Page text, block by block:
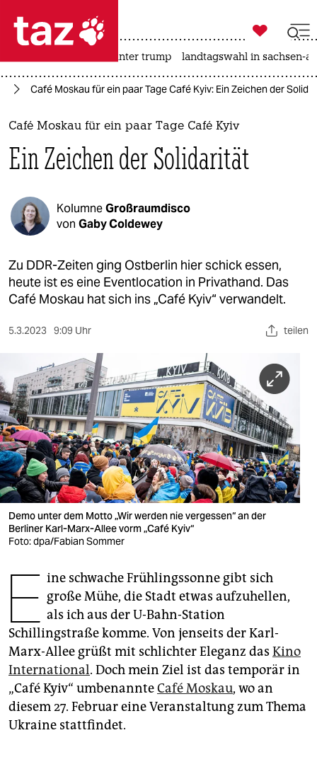
 taz zahl ich
taz zahl ich
themen
politik
öko
gesellschaft
kultur
sport
wahrheit
verlag
verlag
veranstaltungen
shop
fragen & hilfe
unterstützen
genossenschaft
epaper login

taz zahl ich
usa unter trump landtagswahl in sachsen-
Café Moskau für ein paar Tage Café Kyiv: Ein Zeichen der
Café Moskau für ein paar Tage Café Kyiv
Ein Zeichen der Solidarität
KolumneGroßraumdisco
von Gaby Coldewey
Zu DDR-Zeiten ging Ostberlin hier schick essen,
heute ist es eine Event­location in Privathand. Das
Café Moskau hat sich ins „Café Kyiv“ verwandelt.
5.3.2023 9:09 Uhr teilen
Demo unter dem Motto „Wir werden nie vergessen“ an der
Berliner Karl-Marx-Allee vorm „Café Kyiv“
Foto: dpa/Fabian Sommer
E ine schwache Frühlingssonne gibt sich
große Mühe, die Stadt etwas aufzuhellen,
als ich aus der U-Bahn-Station
Schillingstraße komme. Von jenseits der Karl-
Marx-Allee grüßt mit schlichter Eleganz das Kino
International. Doch mein Ziel ist das temporär in
„Café Kyiv“ umbenannteCafé Moskau, wo an
diesem 27. Februar eine Veranstaltung zum Thema
Ukrai­ne stattfindet.